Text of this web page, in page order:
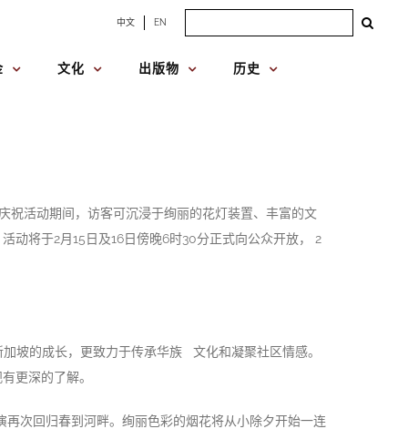
中文 EN
文化 出版物 历史
祝活动期间，访客可沉浸于绚丽的花灯装置、丰富的文
动将于2月15日及16日傍晚6时30分正式向公众开放， 2
坡的成长，更致力于传承华族 文化和凝聚社区情感。
更深的了解。
次回归春到河畔。绚丽色彩的烟花将从小除夕开始一连